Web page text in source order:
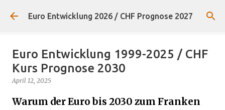
Direkt zum Hauptbereich
Euro Entwicklung 2026 / CHF Prognose 2027
Euro Entwicklung 1999-2025 / CHF
Kurs Prognose 2030
April 12, 2025
Warum der Euro bis 2030 zum Franken